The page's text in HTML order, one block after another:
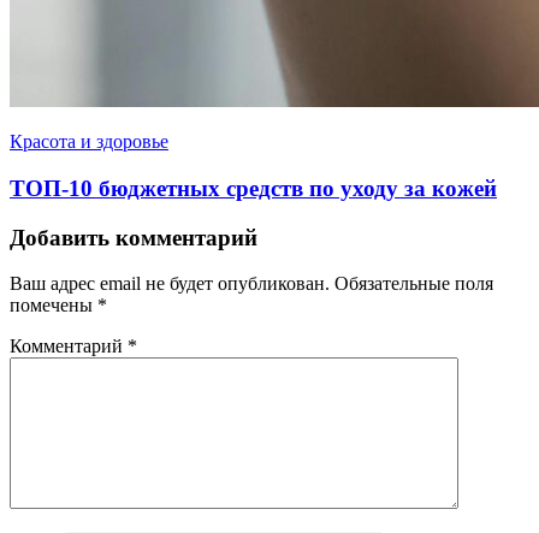
Красота и здоровье
ТОП-10 бюджетных средств по уходу за кожей
Добавить комментарий
Ваш адрес email не будет опубликован. Обязательные поля
помечены *
Комментарий *